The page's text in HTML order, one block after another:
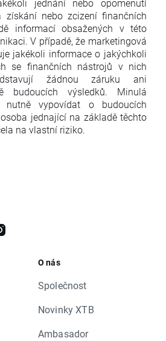
jednání nebo opomenutí
získání nebo zcizení finančních
informací obsažených v této
V případě, že marketingová
jakékoli informace o jakýchkoli
se finančních nástrojů v nich
žádnou záruku ani
budoucích výsledků. Minulá
nutně vypovídat o budoucích
jednající na základě těchto
na vlastní riziko.
O nás
Společnost
Novinky XTB
Ambasador